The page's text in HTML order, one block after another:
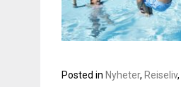
Posted in Nyheter, Reiseliv,